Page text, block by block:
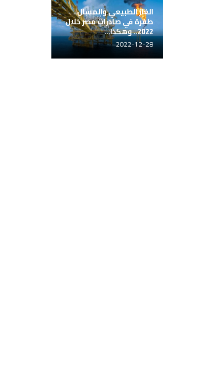
الغاز الطبيعي والمسال..
طفرة في صادرات مصر خلال
2022.. وهكذا...
2022-12-28